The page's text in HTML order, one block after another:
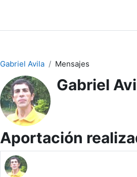
Gabriel Avila Mensajes
Gabriel
Aportación